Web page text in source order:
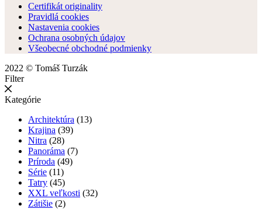
Certifikát originality
Pravidlá cookies
Nastavenia cookies
Ochrana osobných údajov
Všeobecné obchodné podmienky
2022 © Tomáš Turzák
Filter
Kategórie
Architektúra (13)
Krajina (39)
Nitra (28)
Panoráma (7)
Príroda (49)
Série (11)
Tatry (45)
XXL veľkosti (32)
Zátišie (2)